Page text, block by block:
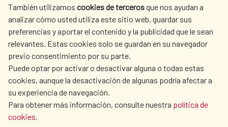
También utilizamos cookies de tercerosque nos ayudan a
analizar cómo usted utiliza este sitio web, guardar sus
preferencias y aportar el contenido y la publicidad que le sean
relevantes. Estas cookies solo se guardan en su navegador
previo consentimiento por su parte.
Puede optar por activar o desactivar alguna o todas estas
cookies, aunque la desactivación de algunas podría afectar a
su experiencia de navegación.
Para obtener más información, consulte nuestra política de
cookies.
CULTURE AND SCIENCE LIBRARY
OUR SOCIAL MEDIA